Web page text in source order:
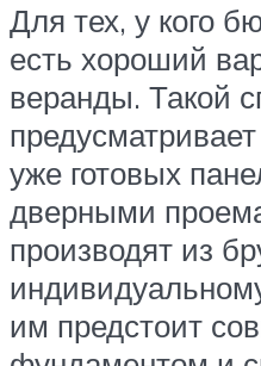
Для тех, у кого
есть хороший
веранды. Такой
уже готовых
дверными
производят из
им предстоит